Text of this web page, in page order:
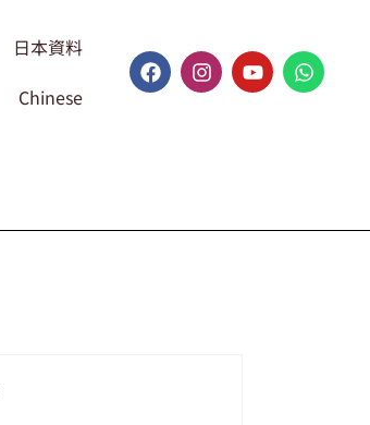
日本資料
Chinese